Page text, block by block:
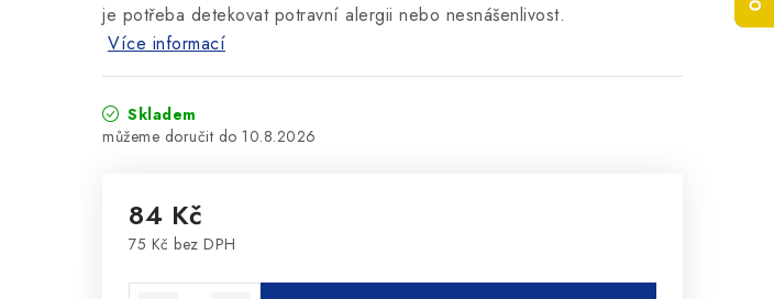
je potřeba detekovat potravní alergii nebo nesnášenlivost.
Více informací
Skladem
10.8.2026
84 Kč
75 Kč bez DPH